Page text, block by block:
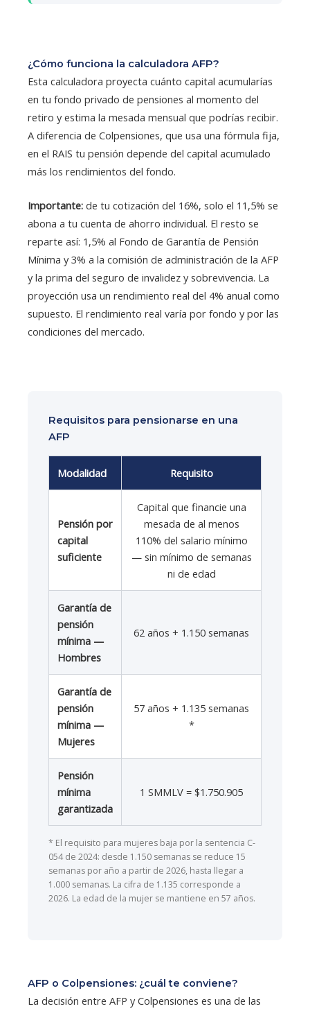
¿Cómo funciona la calculadora AFP?
Esta calculadora proyecta cuánto capital acumularías
en tu fondo privado de pensiones al momento del
retiro y estima la mesada mensual que podrías recibir.
A diferencia de Colpensiones, que usa una fórmula fija,
en el RAIS tu pensión depende del capital acumulado
más los rendimientos del fondo.
Importante: de tu cotización del 16%, solo el 11,5% se
abona a tu cuenta de ahorro individual. El resto se
reparte así: 1,5% al Fondo de Garantía de Pensión
Mínima y 3% a la comisión de administración de la AFP
y la prima del seguro de invalidez y sobrevivencia. La
proyección usa un rendimiento real del 4% anual como
supuesto. El rendimiento real varía por fondo y por las
condiciones del mercado.
Requisitos para pensionarse en una
AFP
Modalidad Requisito
Pensión por
capital
suficiente
Capital que financie una
mesada de al menos
110% del salario mínimo
— sin mínimo de semanas
ni de edad
Garantía de
pensión
mínima —
Hombres
62 años + 1.150 semanas
Garantía de
pensión
mínima —
Mujeres
57 años + 1.135 semanas
*
Pensión
mínima
garantizada
1 SMMLV = $1.750.905
* El requisito para mujeres baja por la sentencia C-
054 de 2024: desde 1.150 semanas se reduce 15
semanas por año a partir de 2026, hasta llegar a
1.000 semanas. La cifra de 1.135 corresponde a
2026. La edad de la mujer se mantiene en 57 años.
AFP o Colpensiones: ¿cuál te conviene?
La decisión entre AFP y Colpensiones es una de las